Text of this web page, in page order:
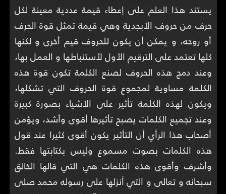
يستند هذا العلم على إعطاء قيمة عددية معينة لكل
حرف من حروف الأبجدية وهي قيمة تمثل قوة الحرف
أو روحه، و يمكن أن يكون للحروف قيم أخرى و لكنها
كلها تعتمد على الترقيم الأول لأستنباطها و العمل بها،
وعند دمج هذه الحروف لصنع الكلمة تكون قوة هذه
الكلمة مساوية لمجموع قوة الحروف التي تشكلها،
ويكون لهذه الكلمة تأثير على الأشياء بصورة كبيرة
وعند تجميع الكلمات يصبح تأثيرها أقوى وأشد، ويؤمن
أصحاب هذا الرأي أن التأثير يكون أقوى كثيرا عند قول
هذه الكلمات بصوت مسموع وليس بكتابتها فقط.
وأشرف وأقوى هذه الكلمات هي التي قالها الخالق
سبحانه و تعالى و التي أنزلها على رسوله محمد صلى